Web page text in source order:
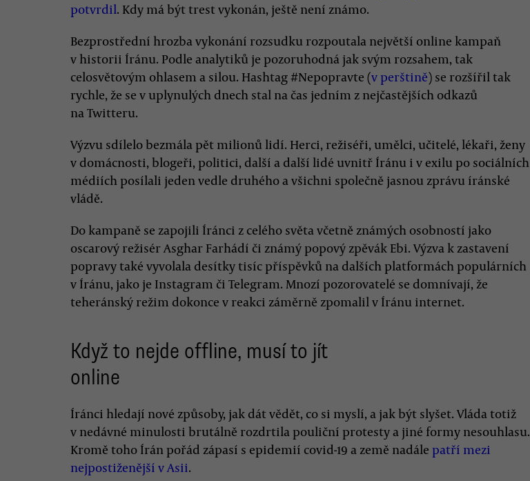
potvrdil. Kdy má být trest vykonán, ještě není známo.
Bezprostřední hrozba vykonání rozsudku rozpoutala největší online kampaň
v historii Íránu. Podle analytiků je pozoruhodná jak svým rozsahem, tak
celosvětovým ohlasem a silou. Hashtag #Nepopravte (v perštině) se rozšířil tak
rychle, že se v uplynulých dnech stal na čas jedním z nejčastějších odkazů
na Twitteru.
Výzvu sdílelo bezmála pět milionů lidí. Herci, režiséři, umělci, učitelé, lékaři, ženy
v domácnosti, blogeři, politici, další a další lidé uvnitř Íránu i v exilu po sociálních
médiích posílali jeden vedle druhého a všichni společně jasnou zprávu íránské
vládě.
Do kampaně se zapojili Íránci z celého světa včetně známých osobností jako
oscarový režisér Asghar Farhádí či známý popový zpěvák Ebi. Výzva k zastavení
popravy také vyvolala desítky tisíc příspěvků na dalších platformách populárních
v Íránu, jako je Instagram či Telegram. Mnozí pozorovatelé se domnívají, že
teheránský režim dokonce v reakci záměrně zpomalil v Íránu internet.
Když to nejde offline, musí to jít
online
Íránci hledají nové způsoby, jak dát vědět, co si myslí, a jak být slyšet. Vláda totiž
v nedávné minulosti brutálně rozdrtila pouliční protesty a jiné formy nesouhlasu.
Kromě toho Írán pořád zápasí s epidemií covid-19 a země nadále patří mezi
nejpostiženější v Asii.